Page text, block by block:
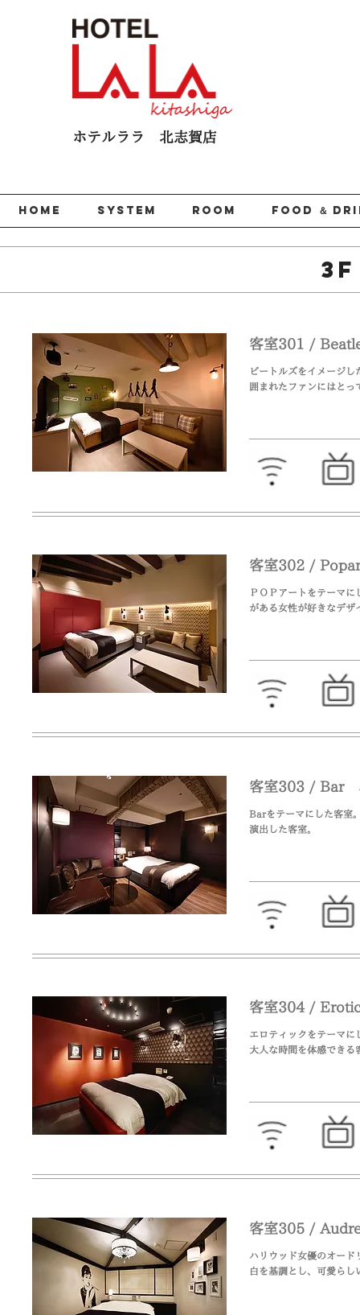
ホテルララ 北志賀​店
客室301 /
ビートルズをイメージし
囲まれたファンにはとっ
客室302 /
ＰＯＰアートをテーマ
がある女性が好きなデザ
客室303 / Bar
Barをテーマにした客室
演出した客室。
客室304 /
エロティックをテーマに
大人な時間を体感できる
客室305 /
ハリウッド女優のオード
白を基調とし、可愛らし
HOME SYSTEM ROOM FOOD ＆